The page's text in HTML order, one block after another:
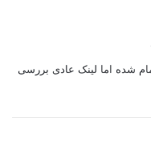
شده اما لینک عادی بررسی